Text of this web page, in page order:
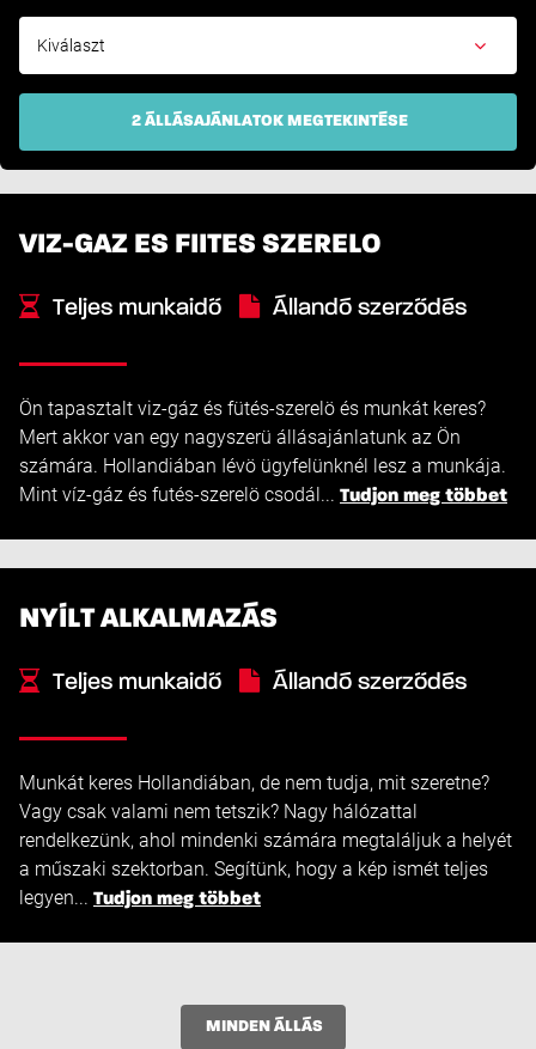
2 ÁLLÁSAJÁNLATOK MEGTEKINTÉSE
VIZ-GAZ ES FIITES SZERELO
Teljes munkaidő Állandó szerződés
Ön tapasztalt viz-gáz és fütés-szerelö és munkát keres?
Mert akkor van egy nagyszerü állásajánlatunk az Ön
számára. Hollandiában Iévö ügyfelünknél lesz a munkája.
Mint víz-gáz és futés-szerelö csodál... Tudjon meg többet
NYÍLT ALKALMAZÁS
Teljes munkaidő Állandó szerződés
Munkát keres Hollandiában, de nem tudja, mit szeretne?
Vagy csak valami nem tetszik? Nagy hálózattal
rendelkezünk, ahol mindenki számára megtaláljuk a helyét
a műszaki szektorban. Segítünk, hogy a kép ismét teljes
legyen... Tudjon meg többet
MINDEN ÁLLÁS